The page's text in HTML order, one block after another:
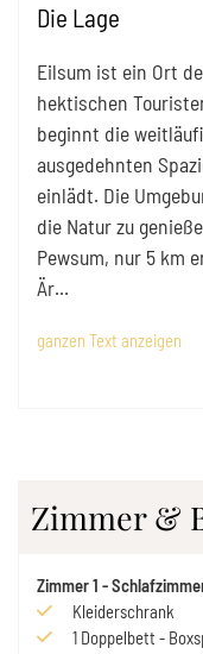
Die Lage
Eilsum ist ein Ort
hektischen
beginnt die
ausgedehnten
einlädt. Die
die Natur zu
Pewsum, nur 5 km
Är...
ganzen Text anzeigen
Zimmer &
Zimmer1 -
Kleiderschrank
1 Doppelbett -